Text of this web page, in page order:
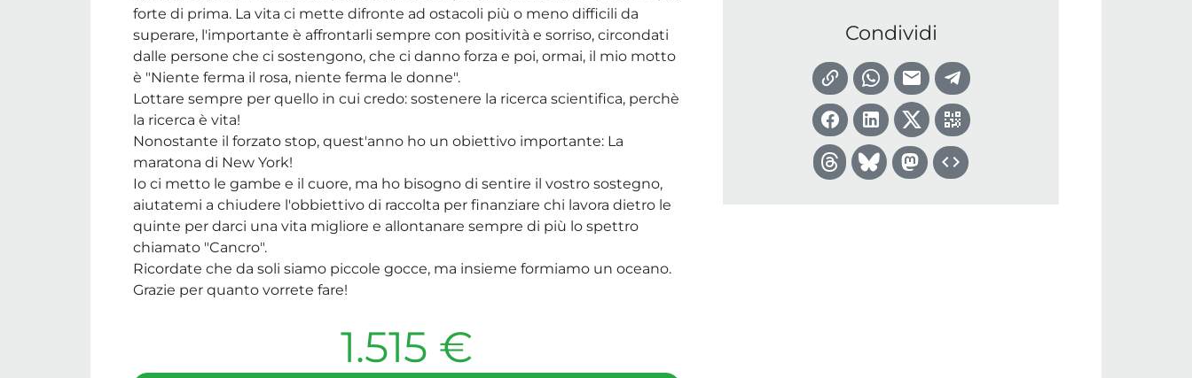
forte di prima. La vita ci mette difronte ad ostacoli più o meno difficili da
superare, l'importante è affrontarli sempre con positività e sorriso, circondati
dalle persone che ci sostengono, che ci danno forza e poi, ormai, il mio motto
è "Niente ferma il rosa, niente ferma le donne".
Lottare sempre per quello in cui credo: sostenere la ricerca scientifica, perchè
la ricerca è vita!
Nonostante il forzato stop, quest'anno ho un obiettivo importante: La
maratona di New York!
Io ci metto le gambe e il cuore, ma ho bisogno di sentire il vostro sostegno,
aiutatemi a chiudere l'obbiettivo di raccolta per finanziare chi lavora dietro le
quinte per darci una vita migliore e allontanare sempre di più lo spettro
chiamato "Cancro".
Ricordate che da soli siamo piccole gocce, ma insieme formiamo un oceano.
Grazie per quanto vorrete fare!
1.515 €
Condividi